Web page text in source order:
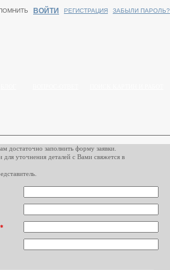
ВОЙТИ РЕГИСТРАЦИЯ ЗАБЫЛИ ПАРОЛЬ?
достаточно заполнить форму заявки.
для уточнения деталей с Вами свяжется в
*